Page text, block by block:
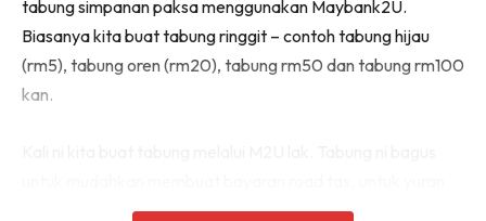
tabung simpanan paksa menggunakan Maybank2U.
Biasanya kita buat tabung ringgit – contoh tabung hijau
(rm5), tabung oren (rm20), tabung rm50 dan tabung rm100
kan.
tahunan sekolah anak-anak, hadiah akhir tahun,